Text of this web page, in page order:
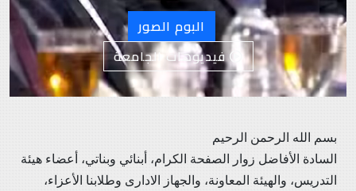
البوم الصور
فيديوهات الجامعة
بسم الله الرحمن الرحيم
السادة الأفاضل زوار الصفحة الكرام، أبنائي وبناتي، أعضاء هيئة
التدريس، والهيئة المعاونة، والجهاز الادارى وطلابنا الأعزاء،